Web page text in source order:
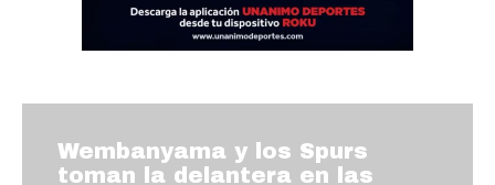
Wembanyama y los Spurs
toman la delantera en las